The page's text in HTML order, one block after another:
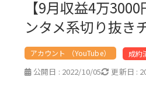
【9月収益4万
ンタメ系切り抜き
アカウント （YouTube） 成約
公開日 : 2022/10/05 更新日 :